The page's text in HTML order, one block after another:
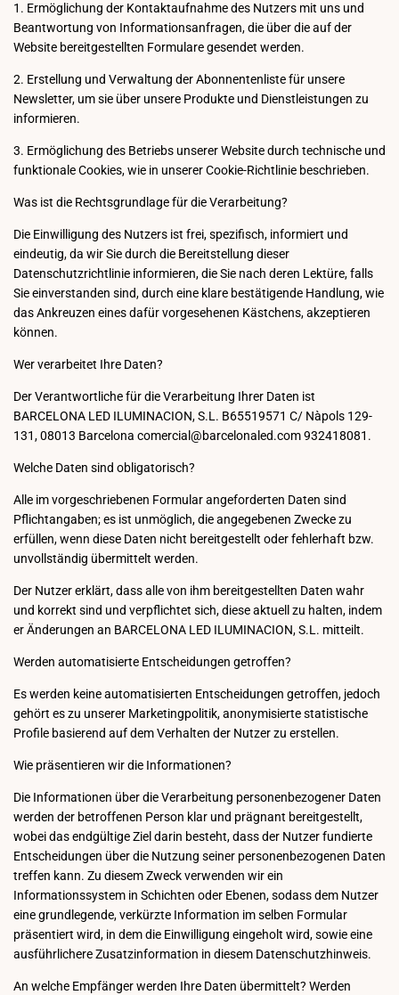
1. Ermöglichung der Kontaktaufnahme des Nutzers mit uns und
Beantwortung von Informationsanfragen, die über die auf der
Website bereitgestellten Formulare gesendet werden.
2. Erstellung und Verwaltung der Abonnentenliste für unsere
Newsletter, um sie über unsere Produkte und Dienstleistungen zu
informieren.
3. Ermöglichung des Betriebs unserer Website durch technische und
funktionale Cookies, wie in unserer Cookie-Richtlinie beschrieben.
Was ist die Rechtsgrundlage für die Verarbeitung?
Die Einwilligung des Nutzers ist frei, spezifisch, informiert und
eindeutig, da wir Sie durch die Bereitstellung dieser
Datenschutzrichtlinie informieren, die Sie nach deren Lektüre, falls
Sie einverstanden sind, durch eine klare bestätigende Handlung, wie
das Ankreuzen eines dafür vorgesehenen Kästchens, akzeptieren
können.
Wer verarbeitet Ihre Daten?
Der Verantwortliche für die Verarbeitung Ihrer Daten ist
BARCELONA LED ILUMINACION, S.L. B65519571 C/ Nàpols 129-
131, 08013 Barcelona comercial@barcelonaled.com 932418081.
Welche Daten sind obligatorisch?
Alle im vorgeschriebenen Formular angeforderten Daten sind
Pflichtangaben; es ist unmöglich, die angegebenen Zwecke zu
erfüllen, wenn diese Daten nicht bereitgestellt oder fehlerhaft bzw.
unvollständig übermittelt werden.
Der Nutzer erklärt, dass alle von ihm bereitgestellten Daten wahr
und korrekt sind und verpflichtet sich, diese aktuell zu halten, indem
er Änderungen an BARCELONA LED ILUMINACION, S.L. mitteilt.
Werden automatisierte Entscheidungen getroffen?
Es werden keine automatisierten Entscheidungen getroffen, jedoch
gehört es zu unserer Marketingpolitik, anonymisierte statistische
Profile basierend auf dem Verhalten der Nutzer zu erstellen.
Wie präsentieren wir die Informationen?
Die Informationen über die Verarbeitung personenbezogener Daten
werden der betroffenen Person klar und prägnant bereitgestellt,
wobei das endgültige Ziel darin besteht, dass der Nutzer fundierte
Entscheidungen über die Nutzung seiner personenbezogenen Daten
treffen kann. Zu diesem Zweck verwenden wir ein
Informationssystem in Schichten oder Ebenen, sodass dem Nutzer
eine grundlegende, verkürzte Information im selben Formular
präsentiert wird, in dem die Einwilligung eingeholt wird, sowie eine
ausführlichere Zusatzinformation in diesem Datenschutzhinweis.
An welche Empfänger werden Ihre Daten übermittelt? Werden